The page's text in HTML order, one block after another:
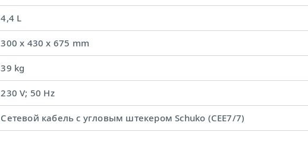
4,4 L
300 x 430 x 675 mm
39 kg
230 V; 50 Hz
Сетевой кабель с угловым штекером Schuko (CEE7/7)